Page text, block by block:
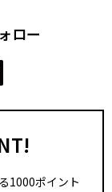
ロー
1000ポイント